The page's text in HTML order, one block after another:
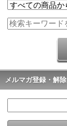
メルマガ登録・解除